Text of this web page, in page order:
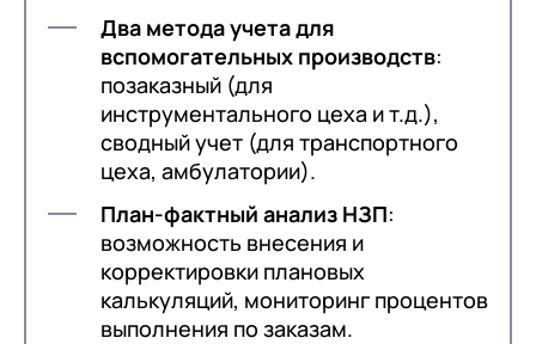
Два метода учета для
вспомогательных производств:
позаказный (для
инструментального цеха и т.д.),
сводный учет (для транспортного
цеха, амбулатории).
План-фактный анализ НЗП:
возможность внесения и
корректировки плановых
калькуляций, мониторинг процентов
выполнения по заказам.
Контроль исполнения